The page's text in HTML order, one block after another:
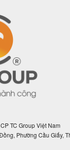
TC Group Việt Nam
Phường Cầu Giấy,